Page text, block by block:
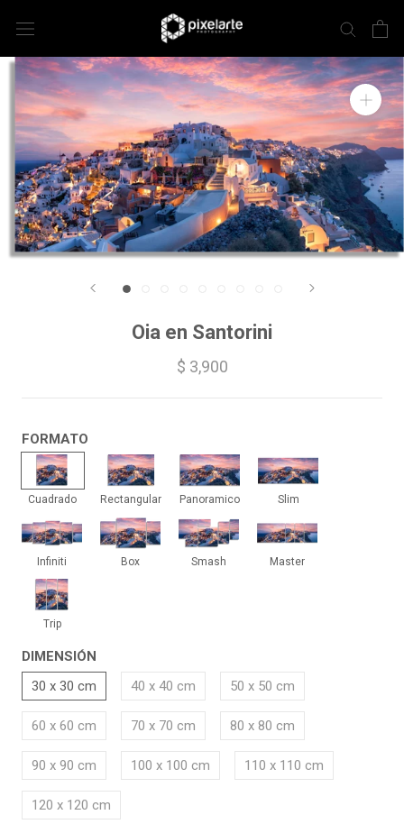
Oia en Santorini
$ 3,900
FORMATO
Cuadrado
Cuadrado
Rectangular
Rectangular
Panoramico
Panoramico
Slim
Slim
Infiniti
Infiniti
Box
Box
Smash
Smash
Master
Master
Trip
Trip
DIMENSIÓN
30 x 30 cm
40 x 40 cm 50 x 50 cm
60 x 60 cm 70 x 70 cm 80 x 80 cm
90 x 90 cm 100 x 100 cm 110 x 110 cm
120 x 120 cm